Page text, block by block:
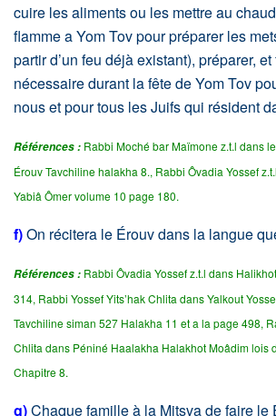
cuire les aliments ou les mettre au
flamme a Yom Tov pour préparer les
partir d’un feu déjà existant), préparer,
nécessaire durant la fête de Yom Tov
nous et pour tous les Juifs qui résident
Références : Rabbi Moché bar Maïmone z.t.l dans
Érouv Tavchiline halakha 8., Rabbi Ôvadia Yossef
Yabiâ Ômer volume 10 page 180.
f)On récitera le Érouv dans la langue
Références : Rabbi Ôvadia Yossef z.t.l dans
314, Rabbi Yossef Yits’hak Chlita dans Yalkout
Tavchiline siman 527 Halakha 11 et a la page 498,
Chlita dans Péniné Haalakha Halakhot Moâdim lois
Chapitre 8.
g)Chaque famille à la Mitsva de faire le